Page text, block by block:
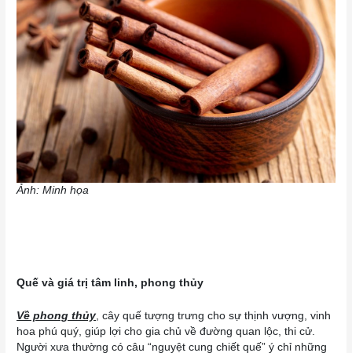
Ảnh: Minh họa
Quế và giá trị tâm linh, phong thủy
Về phong thủy , cây quế tượng trưng cho sự thịnh vượng, vinh
hoa phú quý, giúp lợi cho gia chủ về đường quan lộc, thi cử.
Người xưa thường có câu “nguyệt cung chiết quế” ý chỉ những